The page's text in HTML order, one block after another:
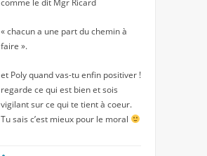
« chacun a une part du chemin à
faire ».
et Poly quand vas-tu enfin positiver !
regarde ce qui est bien et sois
vigilant sur ce qui te tient à coeur.
Tu sais c’est mieux pour le moral